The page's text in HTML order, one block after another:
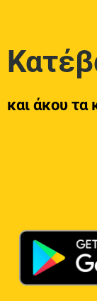
και άκου τα